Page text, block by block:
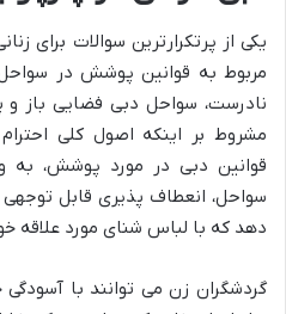
یکی از پرتکرارترین سوالات برای
مربوط به قوانین پوشش در
نادرست، سواحل دبی فضایی باز و
مشروط بر اینکه اصول کلی
قوانین دبی در مورد پوشش، به
سواحل، انعطاف پذیری قابل توجهی
دهد که با لباس شنای مورد علاقه
گردشگران زن می توانند با